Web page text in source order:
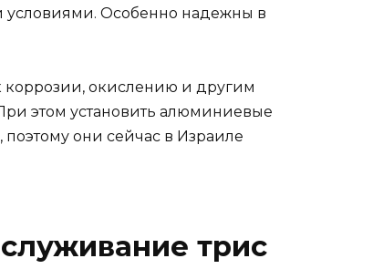
Особенно надежны в
окислению и другим
этом установить алюминиевые
они сейчас в Израиле
трис